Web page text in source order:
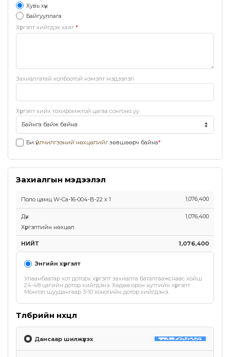
Хувь хүн
Байгууллага
Хүргэлт хийгдэх хаяг *
Захиалгатай холбоотой нэмэлт мэдээлэл
Хүргэлт хийх тохиромжтой цагаа сонгоно уу
Би үйлчилгээний нөхцөлийг зөвшөөрч байна*
Захиалгын мэдээлэл
Поло цамц W-Ca-16-004-B-22 x 1 1,076,400
Дүн
1,076,400
Хүргэлтийн нөхцөл
НИЙТ 1,076,400
Энгийн хүргэлт
Улаанбаатар хот доторх хүргэлт захиалга баталгаажснаас хойш
24-48 цагийн дотор хийгдэнэ. Хөдөө орон нутгийн хүргэлт
Монгол шуудангаар 3-10 хоногийн дотор хийгдэнэ.
Төлбөрийн нөхцөл
Дансаар шилжүүлэх